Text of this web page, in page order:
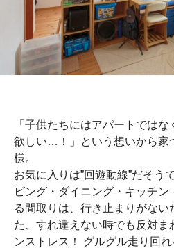
「子供たちにはアパートでは
欲しい…！」という想いから家
様。
お気に入りは”回遊動線”だそう
ビング・ダイニング・キッチ
る間取りは、行き止まりがない
た、すれ違えない時でも反対ま
ンストレス！ グルグル走り回